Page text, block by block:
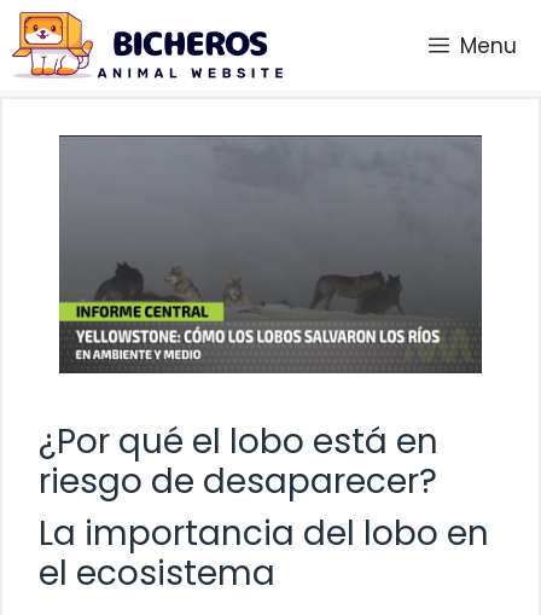
Saltar
al
contenido
Menu
¿Por qué el lobo está en
riesgo de desaparecer?
La importancia del lobo en
el ecosistema